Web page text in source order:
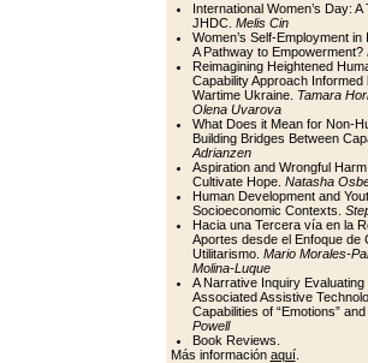
International Women’s Day:
JHDC. Melis Cin
Women’s Self-Employment
A Pathway to Empowerment?
Reimagining Heightened
Capability Approach Informed
Wartime Ukraine. Tamara
Olena Uvarova
What Does it Mean for Non-
Building Bridges Between
Adrianzen
Aspiration and Wrongful
Cultivate Hope. Natasha
Human Development and
Socioeconomic Contexts.
Hacia una Tercera vía en la
Aportes desde el Enfoque de
Utilitarismo. Mario Morales-
Molina-Luque
A Narrative Inquiry
Associated Assistive
Capabilities of “Emotions”
Powell
Book Reviews.
Más información aquí.